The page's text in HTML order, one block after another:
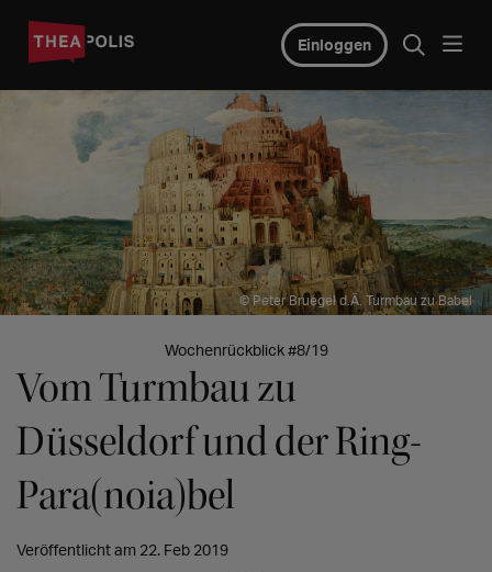
Einloggen
© Peter Bruegel d.Ä. Turmbau zu Babel
Wochenrückblick #8/19
Vom Turmbau zu
Düsseldorf und der Ring-
Para(noia)bel
Veröffentlicht am 22. Feb 2019